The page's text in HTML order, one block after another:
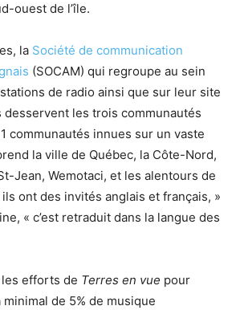
ouest de l’île.
la Société de communication
(SOCAM) qui regroupe au sein
stations de radio ainsi que sur leur site
desservent les trois communautés
communautés innues sur un vaste
la ville de Québec, la Côte-Nord,
Jean, Wemotaci, et les alentours de
ils ont des invités anglais et français, »
« c’est retraduit dans la langue des
les efforts de Terres en vue pour
de 5% de musique